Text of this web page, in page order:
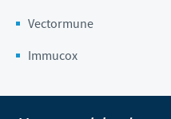
Vectormune
Immucox